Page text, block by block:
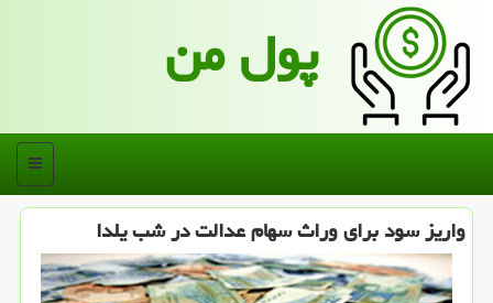
پول من
منو
واریز سود برای وراث سهام عدالت در شب یلدا